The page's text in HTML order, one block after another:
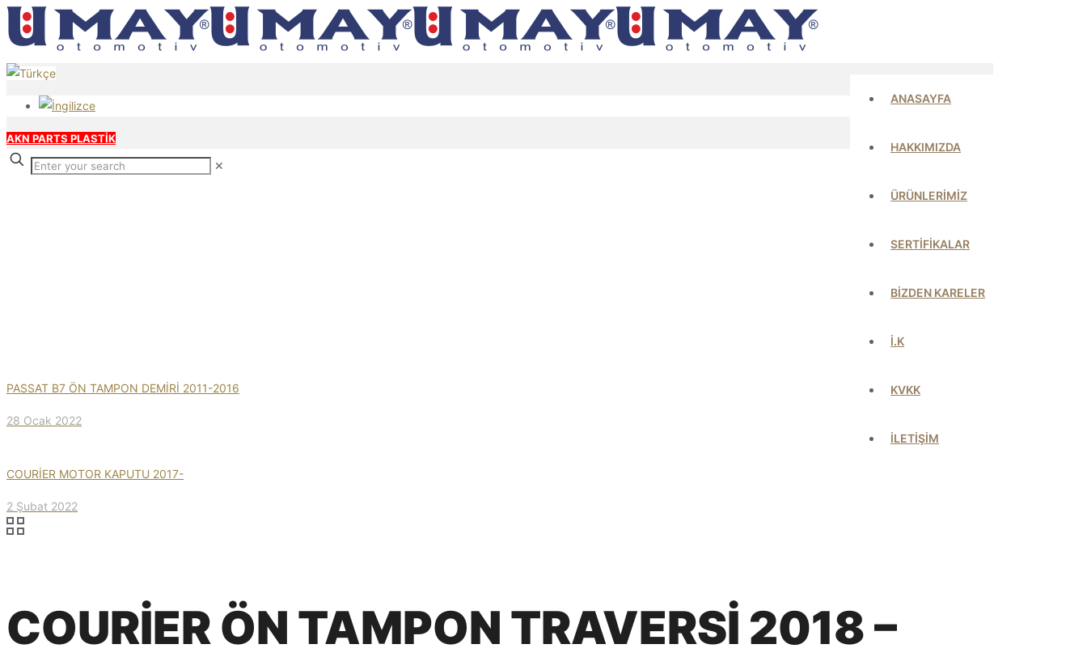
ANASAYFA
HAKKIMIZDA
ÜRÜNLERİMİZ
SERTİFİKALAR
BİZDEN KARELER
İ.K
KVKK
İLETİŞİM
AKN PARTS PLASTİK
✕
PASSAT B7 ÖN TAMPON DEMİRİ 2011-2016
28 Ocak 2022
COURİER MOTOR KAPUTU 2017-
2 Şubat 2022
COURİER ÖN TAMPON TRAVERSİ 2018 –